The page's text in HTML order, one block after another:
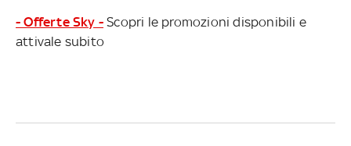
- Offerte Sky - Scopri le promozioni disponibili e
attivale subito